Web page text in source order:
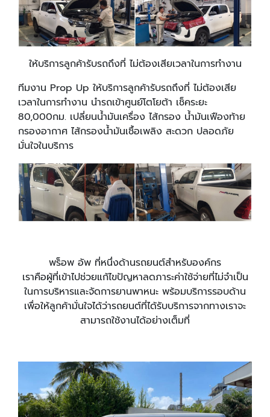
ให้บริการลูกค้ารับรถถึงที่ ไม่ต้องเสียเวลาในการทำงาน
ทีมงาน Prop Up ให้บริการลูกค้ารับรถถึงที่ ไม่ต้องเสีย
เวลาในการทำงาน นำรถเข้าศูนย์โตโยต้า เช็คระยะ
80,000กม. เปลี่ยนน้ำมันเครื่อง ไส้กรอง น้ำมันเฟืองท้าย
กรองอากาศ ไส้กรองน้ำมันเชื้อเพลิง สะดวก ปลอดภัย
มั่นใจในบริการ
พร็อพ อัพ ที่หนึ่งด้านรถยนต์สำหรับองค์กร
เราคือผู้ที่เข้าไปช่วยแก้ไขปัญหาลดภาระค่าใช้จ่ายที่ไม่จำเป็น
ในการบริหารและจัดการยานพาหนะ พร้อมบริการรอบด้าน
เพื่อให้ลูกค้ามั่นใจได้ว่ารถยนต์ที่ได้รับบริการจากทางเราจะ
สามารถใช้งานได้อย่างเต็มที่